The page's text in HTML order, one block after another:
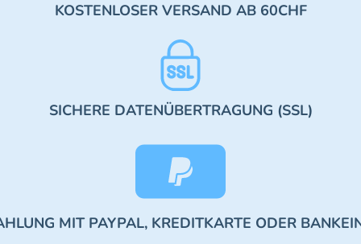
KOSTENLOSER VERSAND AB 60CHF
SICHERE DATENÜBERTRAGUNG (SSL)
MIT PAYPAL, KREDITKARTE ODER